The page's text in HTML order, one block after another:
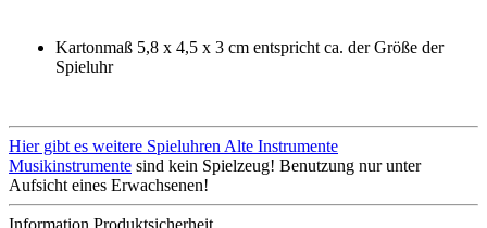
Kartonmaß 5,8 x 4,5 x 3 cm entspricht ca. der Größe der
Spieluhr
Hier gibt es weitere Spieluhren Alte Instrumente
Musikinstrumente sind kein Spielzeug! Benutzung nur unter
Aufsicht eines Erwachsenen!